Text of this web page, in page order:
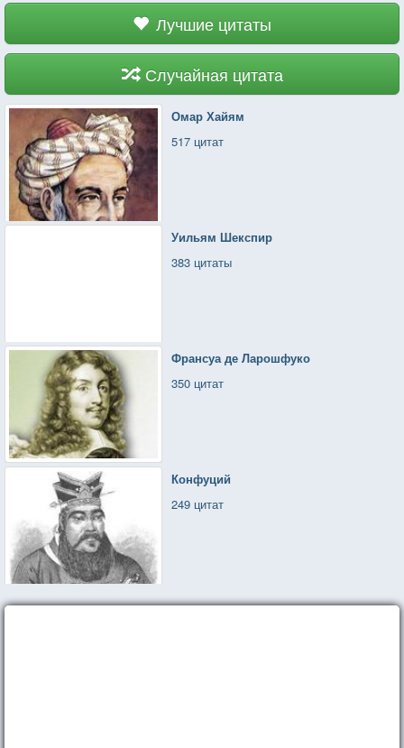
Лучшие цитаты
Случайная цитата
Омар Хайям
517 цитат
Уильям Шекспир
383 цитаты
Франсуа де Ларошфуко
350 цитат
Конфуций
249 цитат